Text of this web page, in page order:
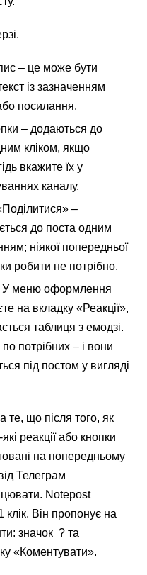
– це може бути
із зазначенням
посилання.
– додаються до
кліком, якщо
вкажите їх у
каналу.
–
до поста одним
ніякої попередньої
робити не потрібно.
У меню оформлення
на вкладку «Реакції»,
таблиця з емодзі.
по потрібних – і вони
під постом у вигляді
те, що після того, як
реакції або кнопки
на попередньому
Телеграм
Notepost
Він пропонує на
значок ? та
«Коментувати».